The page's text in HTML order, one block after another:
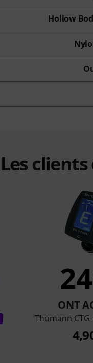
Hollow
Les
ONT
Thomann